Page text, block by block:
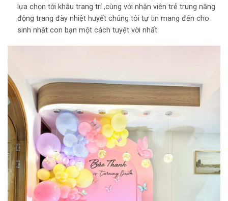
lựa chọn tới khâu trang trí ,cùng với nhận viên trẻ trung năng
động trang đày nhiệt huyết chúng tôi tự tin mang đến cho
sinh nhật con bạn một cách tuyệt vời nhất